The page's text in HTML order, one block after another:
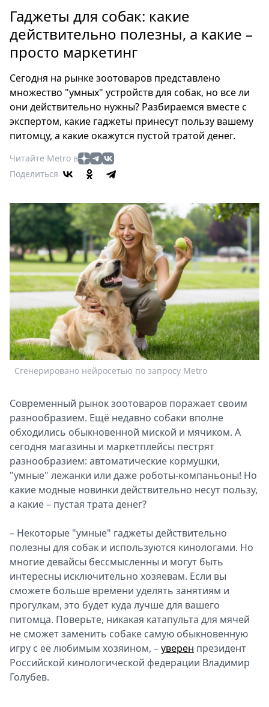
Россия
Мир
Здоровье
Туризм
Мода
Театр
Кино
Афиша
Книги
Пресс-
релизы
О
Metro
Стримы
Спецпроекты
Звезды
Выборы
2026
Скачай
Metro
Гаджеты для собак: какие
действительно полезны, а какие –
просто маркетинг
Сегодня на рынке зоотоваров представлено
множество "умных" устройств для собак, но все ли
они действительно нужны? Разбираемся вместе с
экспертом, какие гаджеты принесут пользу вашему
питомцу, а какие окажутся пустой тратой денег.
Читайте Metro в
Поделиться
Сгенерировано нейросетью по запросу Metro
Современный рынок зоотоваров поражает своим
разнообразием. Ещё недавно собаки вполне
обходились обыкновенной миской и мячиком. А
сегодня магазины и маркетплейсы пестрят
разнообразием: автоматические кормушки,
"умные" лежанки или даже роботы-компаньоны! Но
какие модные новинки действительно несут пользу,
а какие – пустая трата денег?
– Некоторые "умные" гаджеты действительно
полезны для собак и используются кинологами. Но
многие девайсы бессмысленны и могут быть
интересны исключительно хозяевам. Если вы
сможете больше времени уделять занятиям и
прогулкам, это будет куда лучше для вашего
питомца. Поверьте, никакая катапульта для мячей
не сможет заменить собаке самую обыкновенную
игру с её любимым хозяином, –уверен президент
Российской кинологической федерации Владимир
Голубев.